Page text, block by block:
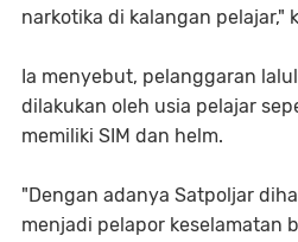
narkotika di kalangan pelajar,"
Ia menyebut, pelanggaran
dilakukan oleh usia pelajar
memiliki SIM dan helm.
"Dengan adanya Satpoljar
menjadi pelapor keselamatan